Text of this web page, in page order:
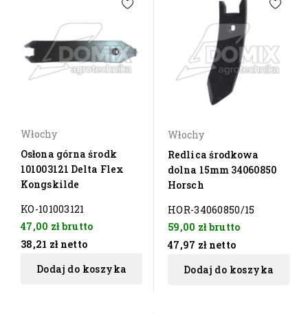
Włochy
Osłona górna środk
101003121 Delta Flex
Kongskilde
KO-101003121
47,00 złbrutto
38,21 zł netto
Dodaj do koszyka
Włochy
Redlica środkowa
dolna 15mm 34060850
Horsch
HOR-34060850/15
59,00 złbrutto
47,97 zł netto
Dodaj do koszyka